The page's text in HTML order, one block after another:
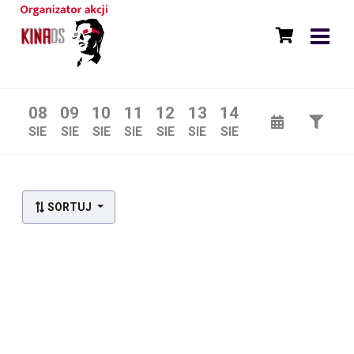
08
SIE
09
SIE
10
SIE
11
SIE
12
SIE
13
SIE
14
SIE
SORTUJ